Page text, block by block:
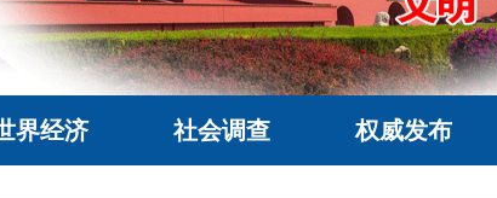
界经济 社会调查 权威发布